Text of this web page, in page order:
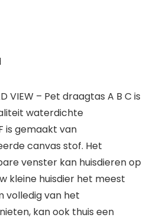
VIEW – Pet draagtas A B C is
waterdichte
is gemaakt van
canvas stof. Het
venster kan huisdieren op
kleine huisdier het meest
volledig van het
kan ook thuis een